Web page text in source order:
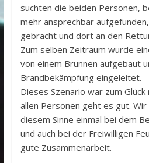
suchten die beiden Personen,
mehr ansprechbar
gebracht und dort an den
Zum selben Zeitraum wurde
von einem Brunnen aufgebaut
Brandbekämpfung eingeleitet.
Dieses Szenario war zum
allen Personen geht es gut. Wir
diesem Sinne einmal bei dem
und auch bei der Freiwilligen
gute Zusammenarbeit.